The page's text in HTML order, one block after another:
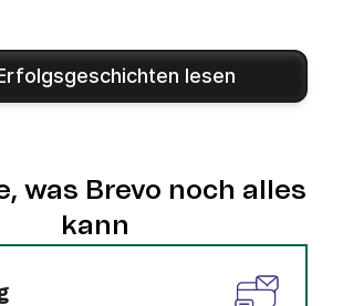
lesen
was Brevo noch alles
kann